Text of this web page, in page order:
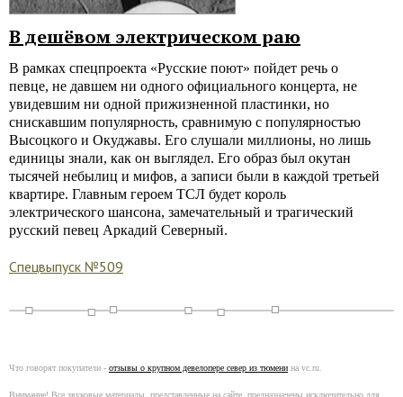
В дешёвом электрическом раю
В рамках спецпроекта «Русские поют» пойдет речь о
певце, не давшем ни одного официального концерта, не
увидевшим ни одной прижизненной пластинки, но
снискавшим популярность, сравнимую с популярностью
Высоцкого и Окуджавы. Его слушали миллионы, но лишь
единицы знали, как он выглядел. Его образ был окутан
тысячей небылиц и мифов, а записи были в каждой третьей
квартире. Главным героем ТСЛ будет король
электрического шансона, замечательный и трагический
русский певец Аркадий Северный.
Спецвыпуск №509
Что говорят покупатели - отзывы о крупном девелопере север из тюмени на vc.ru.
Внимание! Все звуковые материалы, представленные на сайте, предназначены исключительно для